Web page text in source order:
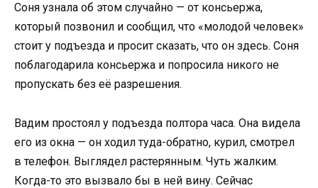
Соня узнала об этом случайно — от консьержа,
который позвонил и сообщил, что «молодой человек»
стоит у подъезда и просит сказать, что он здесь. Соня
поблагодарила консьержа и попросила никого не
пропускать без её разрешения.
Вадим простоял у подъезда полтора часа. Она видела
его из окна — он ходил туда-обратно, курил, смотрел
в телефон. Выглядел растерянным. Чуть жалким.
Когда-то это вызвало бы в ней вину. Сейчас